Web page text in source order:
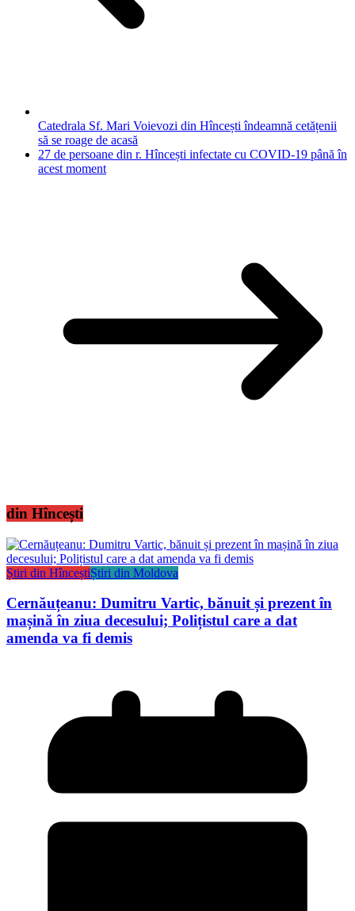
Catedrala Sf. Mari Voievozi din Hîncești îndeamnă cetățenii
să se roage de acasă
27 de persoane din r. Hîncești infectate cu COVID-19 până în
acest moment
din Hîncești
Știri din HînceștiȘtiri din Moldova
Cernăuțeanu: Dumitru Vartic, bănuit și prezent în
mașină în ziua decesului; Polițistul care a dat
amenda va fi demis